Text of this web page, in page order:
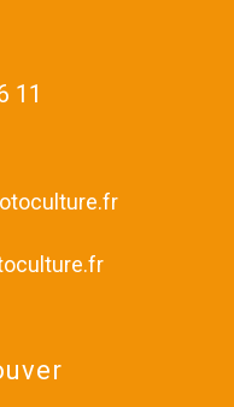
11